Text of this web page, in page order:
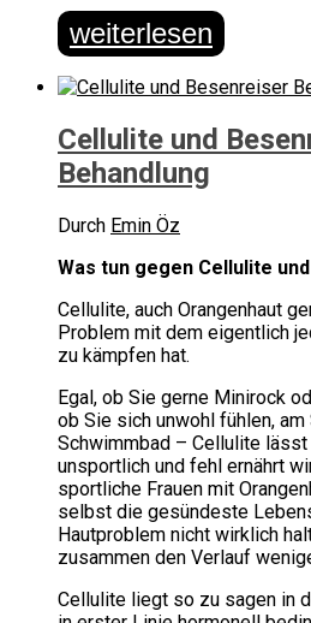
weiterlesen
Cellulite und
Behandlung
Durch Emin Öz
Was tun gegen Cellulite
Cellulite, auch Orangenhaut
Problem mit dem eigentlich
zu kämpfen hat.
Egal, ob Sie gerne Minirock
ob Sie sich unwohl fühlen,
Schwimmbad – Cellulite lässt
unsportlich und fehl ernährt
sportliche Frauen mit
selbst die gesündeste
Hautproblem nicht wirklich
zusammen den Verlauf
Cellulite liegt so zu sagen in